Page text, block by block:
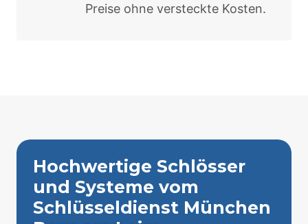
Preise ohne versteckte Kosten.
Hochwertige Schlösser
und Systeme vom
Schlüsseldienst München